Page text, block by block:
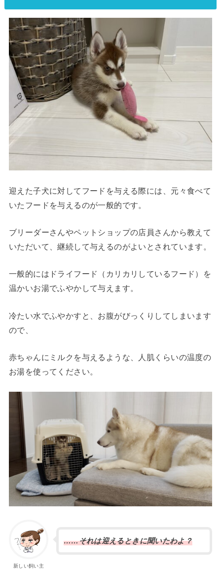
迎えた子犬に対してフードを与える際には、元々食べて
いたフードを与えるのが一般的です。
ブリーダーさんやペットショップの店員さんから教えて
いただいて、継続して与えるのがよいとされています。
一般的にはドライフード（カリカリしているフード）を
温かいお湯でふやかして与えます。
冷たい水でふやかすと、お腹がびっくりしてしまいます
ので、
赤ちゃんにミルクを与えるような、人肌くらいの温度の
お湯を使ってください。
新しい飼い主
……それは迎えるときに聞いたわよ？